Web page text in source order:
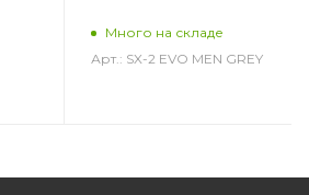
Много на складе
Арт.: SX-2 EVO MEN GREY